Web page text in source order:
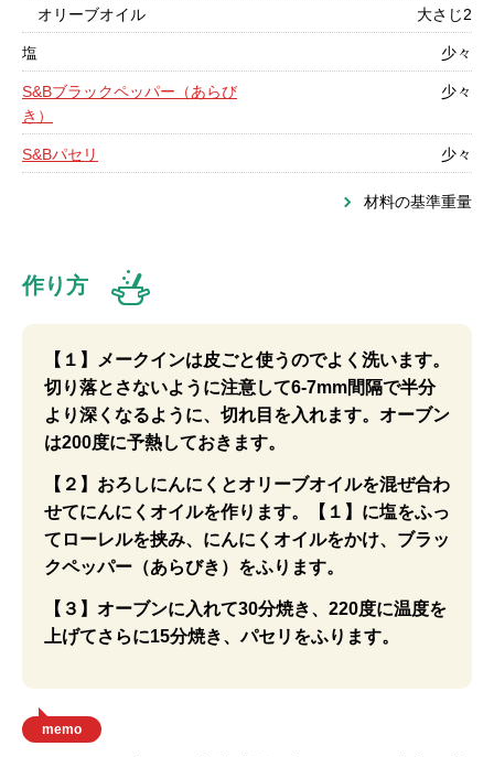
オリーブオイル 大さじ2
塩 少々
S&Bブラックペッパー（あらび
き）
少々
S&Bパセリ 少々
材料の基準重量
作り方
【１】メークインは皮ごと使うのでよく洗います。
切り落とさないように注意して6-7mm間隔で半分
より深くなるように、切れ目を入れます。オーブン
は200度に予熱しておきます。
【２】おろしにんにくとオリーブオイルを混ぜ合わ
せてにんにくオイルを作ります。【１】に塩をふっ
てローレルを挟み、にんにくオイルをかけ、ブラッ
クペッパー（あらびき）をふります。
【３】オーブンに入れて30分焼き、220度に温度を
上げてさらに15分焼き、パセリをふります。
memo